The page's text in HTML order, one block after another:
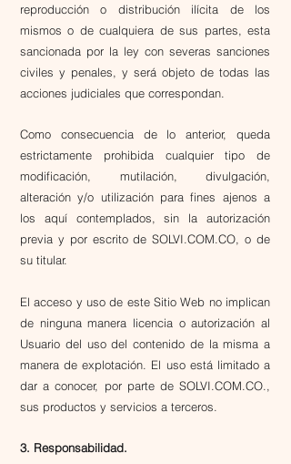
reproducción o distribución ilícita de los
mismos o de cualquiera de sus partes, esta
sancionada por la ley con severas sanciones
civiles y penales, y será objeto de todas las
acciones judiciales que correspondan.
Como consecuencia de lo anterior, queda
estrictamente prohibida cualquier tipo de
modificación, mutilación, divulgación,
alteración y/o utilización para fines ajenos a
los aquí contemplados, sin la autorización
previa y por escrito de SOLVI.COM.CO, o de
su titular.
El acceso y uso de este Sitio Web no implican
de ninguna manera licencia o autorización al
Usuario del uso del contenido de la misma a
manera de explotación. El uso está limitado a
dar a conocer, por parte de SOLVI.COM.CO.,
sus productos y servicios a terceros.
3. Responsabilidad.